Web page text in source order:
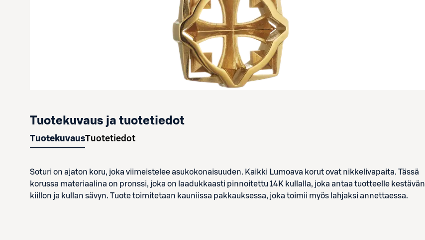
Tuotekuvaus ja tuotetiedot
TuotekuvausTuotetiedot
Soturi on ajaton koru, joka viimeistelee asukokonaisuuden. Kaikki Lumoava korut ovat nikkelivapaita. Tässä
korussa materiaalina on pronssi, joka on laadukkaasti pinnoitettu 14K kullalla, joka antaa tuotteelle kestävän
kiillon ja kullan sävyn. Tuote toimitetaan kauniissa pakkauksessa, joka toimii myös lahjaksi annettaessa.